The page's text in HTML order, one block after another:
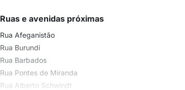
Ruas e avenidas próximas
Rua Afeganistão
Rua Burundi
Rua Barbados
Rua Pontes de Miranda
Rua Alberto Schwindt